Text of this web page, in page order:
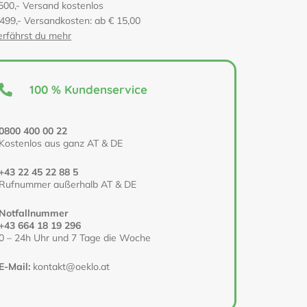
Versand kostenlos
Versandkosten: ab € 15,00
du mehr
100 % Kundenservice
400 00 22
Kostenlos aus ganz AT & DE
+43 22 45 22 88 5
Rufnummer außerhalb AT & DE
Notfallnummer
+43 664 18 19 296
– 24h Uhr und 7 Tage die Woche
E-Mail: kontakt@oeklo.at